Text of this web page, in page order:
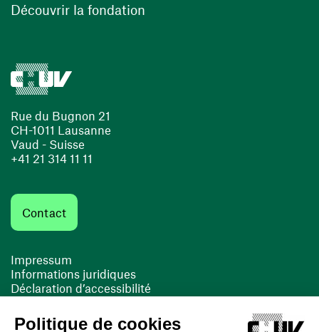
Rue du Bugnon 21
CH-1011 Lausanne
Vaud - Suisse
+41 21 314 11 11
Contact
Impressum
Informations juridiques
Déclaration d’accessibilité
Cookies
Découvrir la fondation